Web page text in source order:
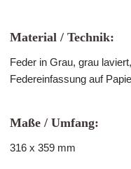
Material / Technik:
Feder in Grau, grau
Federeinfassung auf
Maße / Umfang:
316 x 359 mm